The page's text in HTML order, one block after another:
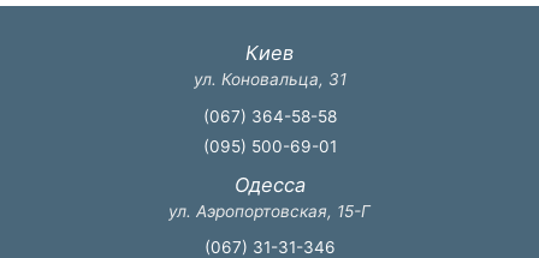
Киев
ул. Коновальца, 31
(067) 364-58-58
(095) 500-69-01
Одесса
ул. Аэропортовская, 15-Г
(067) 31-31-346